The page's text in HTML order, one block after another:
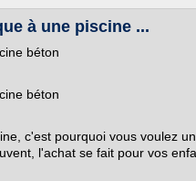
à une piscine ...
béton
béton
c'est pourquoi vous voulez
l'achat se fait pour vos